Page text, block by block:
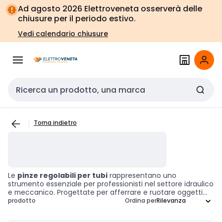
Vai alla
navigazione
Vai
alla
pagina
Ad agosto 2026 Elettroveneta osserverà delle
chiusure per il periodo estivo.
Vedi calendario chiusure
Cerca input
Torna indietro
Le pinze regolabili per tubi rappresentano uno
strumento essenziale per professionisti nel settore idraulico
e meccanico. Progettate per afferrare e ruotare oggetti
come tubi e raccordi, queste pinze sono dotate di un
prodotto Ordina per